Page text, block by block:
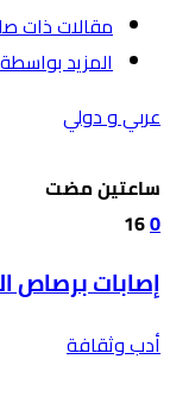
‫مقالات ذات
‫‫المزيد بواسطة‬ ‬ alroya
عربي و دولي
‫‫‫‏‫ساعتين مضت‬
0
16
إصابات برصاص
أدب وثقافة